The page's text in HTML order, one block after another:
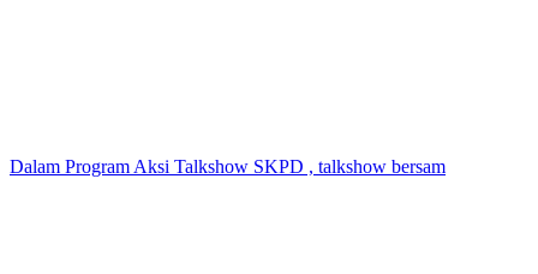
Dalam Program Aksi Talkshow SKPD , talkshow bersam